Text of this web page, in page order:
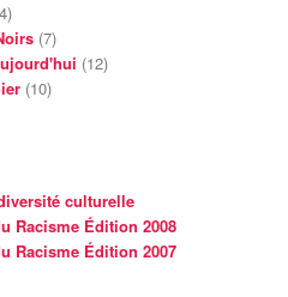
(7)
(12)
(10)
culturelle
Racisme Édition 2008
Racisme Édition 2007